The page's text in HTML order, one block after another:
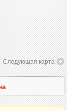
Следующая карта